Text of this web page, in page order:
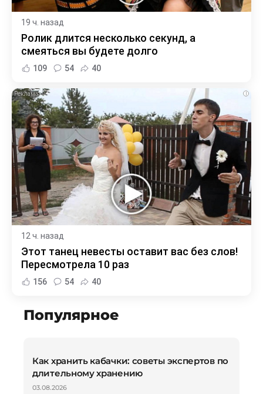
19 ч. назад
Ролик длится несколько секунд, а
смеяться вы будете долго
109 54 40
i
12 ч. назад
Этот танец невесты оставит вас без слов!
Пересмотрела 10 раз
156 54 40
Популярное
Как хранить кабачки: советы экспертов по
длительному хранению
03.08.2026